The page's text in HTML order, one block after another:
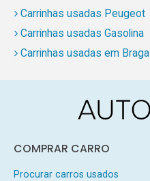
Carrinhas usadas Peugeot
Carrinhas usadas Gasolina
Carrinhas usadas em Braga
COMPRAR CARRO
Procurar carros usados